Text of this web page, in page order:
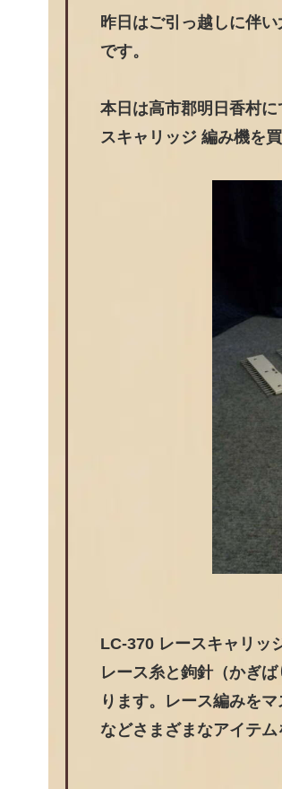
昨日はご引っ越しに伴
です。
本日は高市郡明日香村
スキャリッジ 編み機を
LC-370 レースキャリッ
レース糸と鉤針（かぎ
ります。レース編みを
などさまざまなアイテム